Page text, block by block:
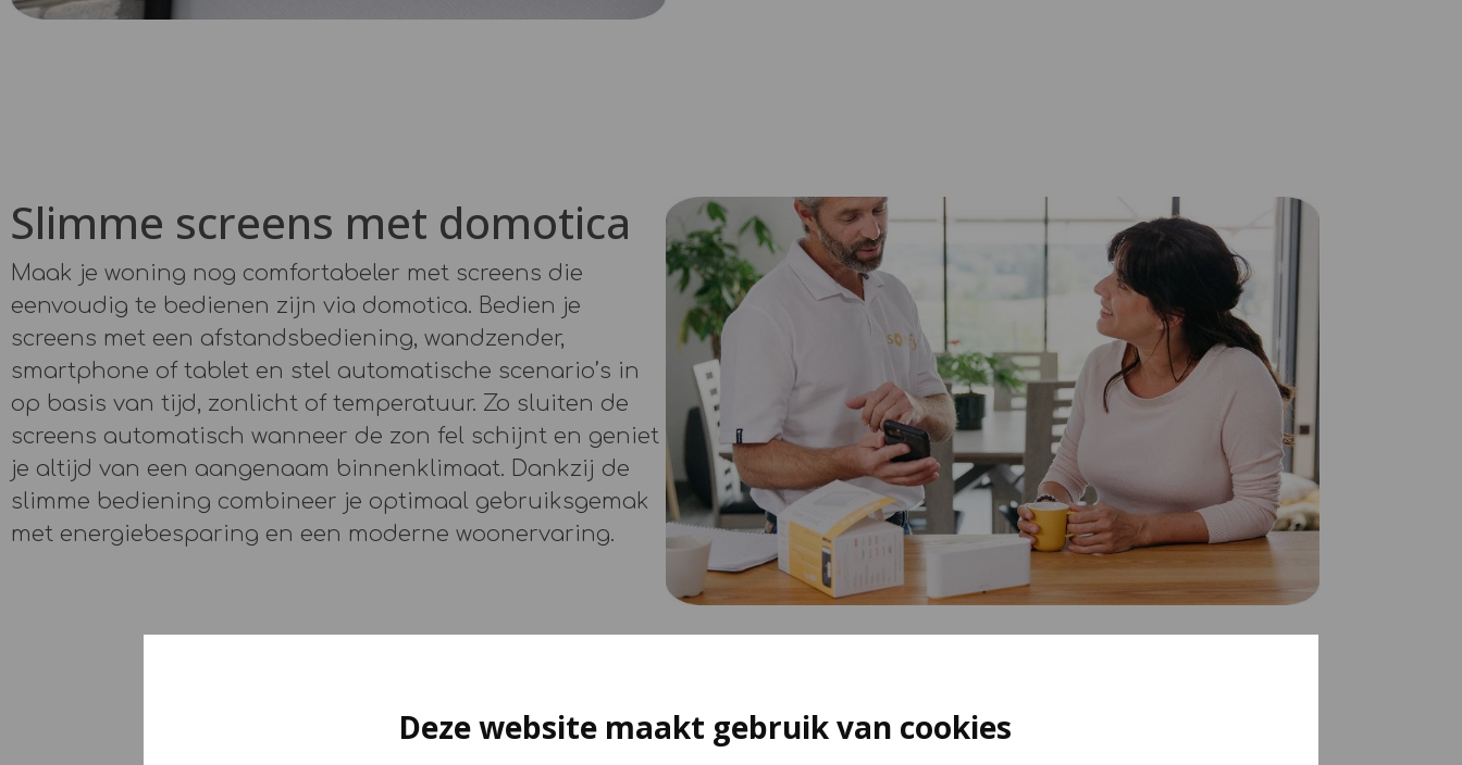
Deze website maakt gebruik van cookies
Slimme screens met domotica
Maak je woning nog comfortabeler met screens die
eenvoudig te bedienen zijn via domotica. Bedien je
screens met een afstandsbediening, wandzender,
smartphone of tablet en stel automatische scenario’s in
op basis van tijd, zonlicht of temperatuur. Zo sluiten de
screens automatisch wanneer de zon fel schijnt en geniet
je altijd van een aangenaam binnenklimaat. Dankzij de
slimme bediening combineer je optimaal gebruiksgemak
met energiebesparing en een moderne woonervaring.